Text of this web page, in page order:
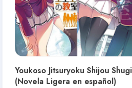
Youkoso Jitsuryoku Shijou
(Novela Ligera en español)